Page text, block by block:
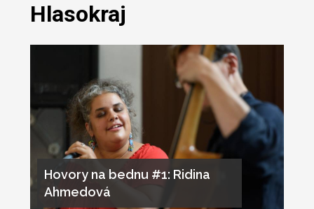
Hlasokraj
Hovory na bednu #1: Ridina
Ahmedová